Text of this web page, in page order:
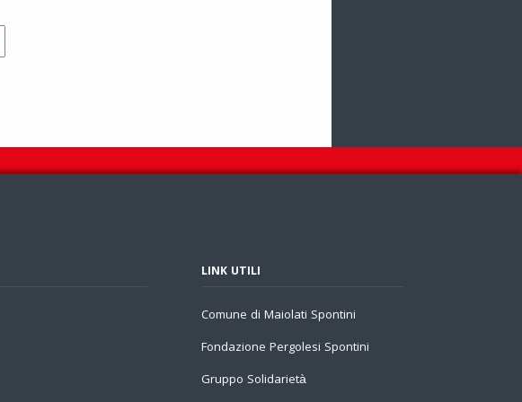
LINK UTILI
Comune di Maiolati Spontini
Fondazione Pergolesi Spontini
Gruppo Solidarietà